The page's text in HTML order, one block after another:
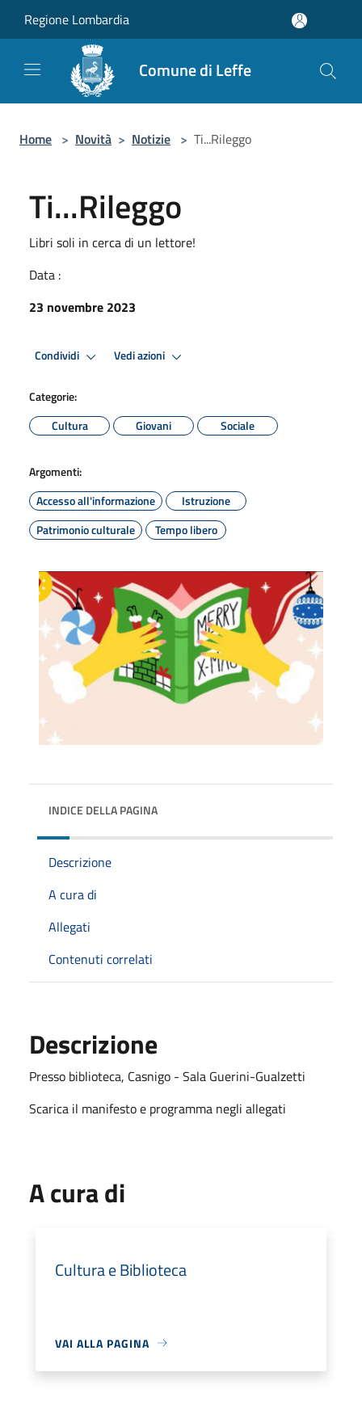
Regione Lombardia
Comune di Leffe
Home > Novità > Notizie > Ti...Rileggo
Ti...Rileggo
Libri soli in cerca di un lettore!
Data :
23 novembre 2023
Condividi Vedi azioni
Categorie:
Cultura
Giovani Sociale
Argomenti:
Accesso all'informazione
Istruzione
Patrimonio culturale
Tempo libero
INDICE DELLA PAGINA
Descrizione
A cura di
Allegati
Contenuti correlati
Descrizione
Presso biblioteca, Casnigo - Sala Guerini-Gualzetti
Scarica il manifesto e programma negli allegati
A cura di
Cultura e Biblioteca
VAI ALLA PAGINA